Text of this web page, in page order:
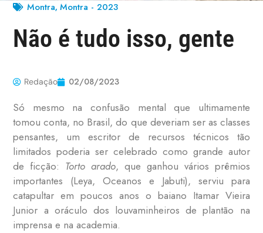
Montra,Montra - 2023
Não é tudo isso, gente
Redação 02/08/2023
Só mesmo na confusão mental que ultimamente
tomou conta, no Brasil, do que deveriam ser as classes
pensantes, um escritor de recursos técnicos tão
limitados poderia ser celebrado como grande autor
de ficção: Torto arado, que ganhou vários prêmios
importantes (Leya, Oceanos e Jabuti), serviu para
catapultar em poucos anos o baiano Itamar Vieira
Junior a oráculo dos louvaminheiros de plantão na
imprensa e na academia.